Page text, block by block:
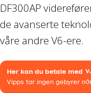
Varehenger
Skaphenger
Maskinhenger
DF300AP
de avanserte
våre andre V6-ere.